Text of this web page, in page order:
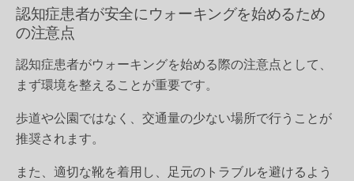
認知症患者が安全にウォーキングを始めるため
の注意点
認知症患者がウォーキングを始める際の注意点として、
まず環境を整えることが重要です。
歩道や公園ではなく、交通量の少ない場所で行うことが
推奨されます。
また、適切な靴を着用し、足元のトラブルを避けるよう